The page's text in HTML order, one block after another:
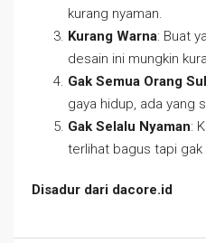
kurang nyaman.
Kurang Warna: Buat
desain ini mungkin
Gak Semua Orang
gaya hidup, ada yang
Gak Selalu Nyaman:
terlihat bagus tapi
Disadur dari dacore.id